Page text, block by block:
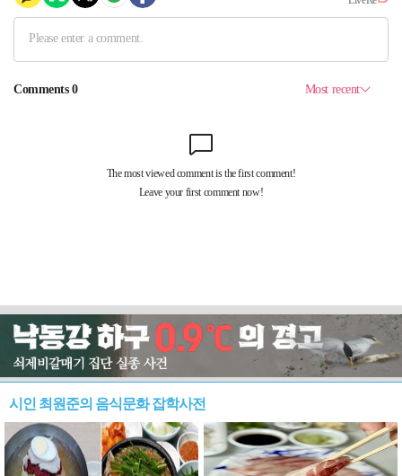
시인 최원준의 음식문화 잡학사전